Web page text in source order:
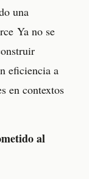
una
Ya no se
eficiencia a
en contextos
al